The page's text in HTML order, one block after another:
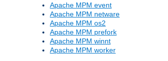
Apache MPM event
Apache MPM netware
Apache MPM os2
Apache MPM prefork
Apache MPM winnt
Apache MPM worker